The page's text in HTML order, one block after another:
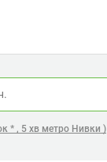
* , 5 хв метро Нивки )